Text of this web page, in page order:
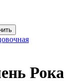
Рока